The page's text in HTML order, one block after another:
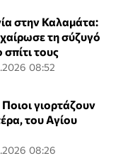
στην Καλαμάτα:
τη σύζυγό
τους
08:52
γιορτάζουν
του Αγίου
08:26